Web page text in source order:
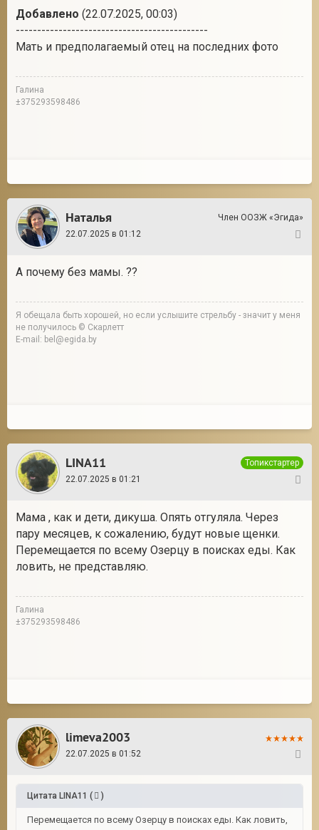
Добавлено (22.07.2025, 00:03)
---------------------------------------------
Мать и предполагаемый отец на последних фото
Галина
±375293598486
Наталья
Член ООЗЖ «Эгида»
22.07.2025 в 01:12
А почему без мамы. ??
Я обещала быть хорошей, но если услышите стрельбу - значит у меня
не получилось © Скарлетт
E-mail: bel@egida.by
LINA11
Топикстартер
22.07.2025 в 01:21
Мама , как и дети, дикуша. Опять отгуляла. Через
пару месяцев, к сожалению, будут новые щенки.
Перемещается по всему Озерцу в поисках еды. Как
ловить, не представляю.
Галина
±375293598486
limeva2003
22.07.2025 в 01:52
Цитата LINA11 ( )
Перемещается по всему Озерцу в поисках еды. Как ловить,